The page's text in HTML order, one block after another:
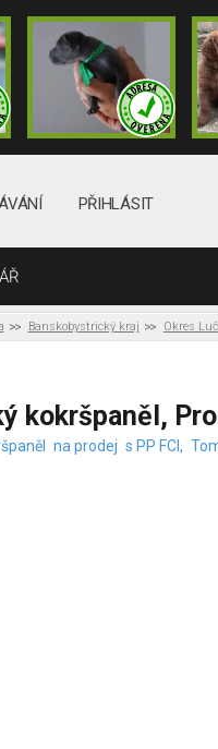
PŘIHLÁSIT
Banskobystrický kraj Okres
kokršpaněl,
na prodej s PP FCI,